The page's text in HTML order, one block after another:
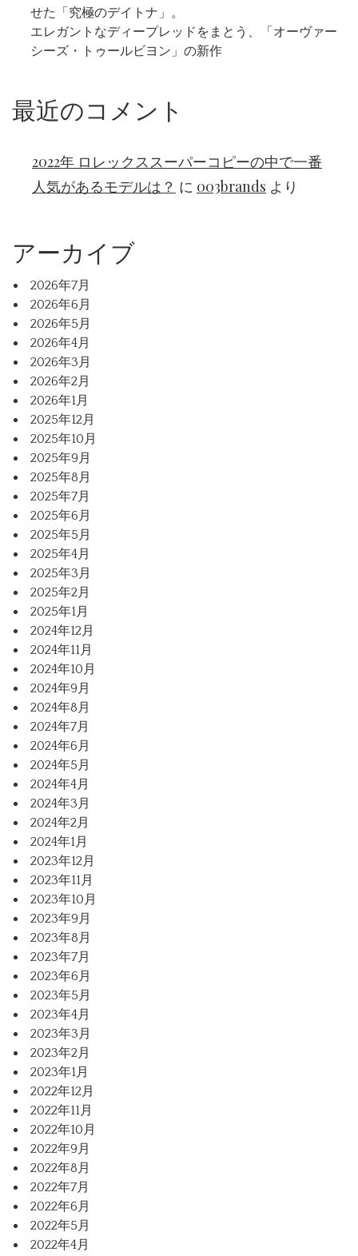
せた「究極のデイトナ」。
エレガントなディープレッドをまとう、「オーヴァー
シーズ・トゥールビヨン」の新作
最近のコメント
2022年 ロレックススーパーコピーの中で一番
人気があるモデルは？ に 003brands より
アーカイブ
2026年7月
2026年6月
2026年5月
2026年4月
2026年3月
2026年2月
2026年1月
2025年12月
2025年10月
2025年9月
2025年8月
2025年7月
2025年6月
2025年5月
2025年4月
2025年3月
2025年2月
2025年1月
2024年12月
2024年11月
2024年10月
2024年9月
2024年8月
2024年7月
2024年6月
2024年5月
2024年4月
2024年3月
2024年2月
2024年1月
2023年12月
2023年11月
2023年10月
2023年9月
2023年8月
2023年7月
2023年6月
2023年5月
2023年4月
2023年3月
2023年2月
2023年1月
2022年12月
2022年11月
2022年10月
2022年9月
2022年8月
2022年7月
2022年6月
2022年5月
2022年4月